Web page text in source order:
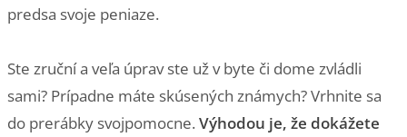
predsa svoje peniaze.
Ste zruční a veľa úprav ste už v byte či dome zvládli
sami? Prípadne máte skúsených známych? Vrhnite sa
do prerábky svojpomocne. Výhodou je, že dokážete